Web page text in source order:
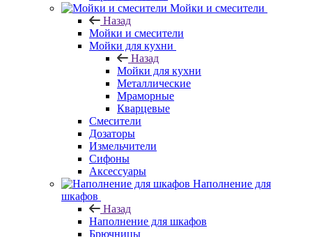
Мойки и смесители
Назад
Мойки и смесители
Мойки для кухни
Назад
Мойки для кухни
Металлические
Мраморные
Кварцевые
Смесители
Дозаторы
Измельчители
Сифоны
Аксессуары
Наполнение для
шкафов
Назад
Наполнение для шкафов
Брючницы